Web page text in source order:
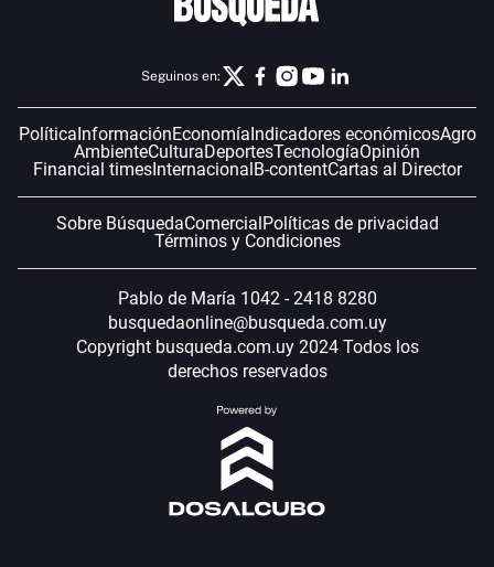
Seguinos en:
PolíticaInformaciónEconomíaIndicadores económicosAgro
AmbienteCulturaDeportesTecnologíaOpinión
Financial timesInternacionalB-contentCartas al Director
Sobre BúsquedaComercialPolíticas de privacidad
Términos y Condiciones
Pablo de María 1042 - 2418 8280
busquedaonline@busqueda.com.uy
Copyright busqueda.com.uy 2024 Todos los
derechos reservados